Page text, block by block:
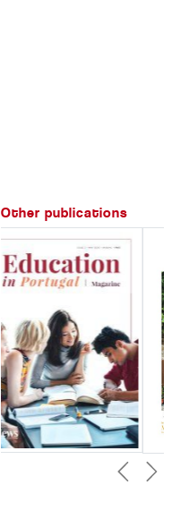
Other publications
Previous
Next